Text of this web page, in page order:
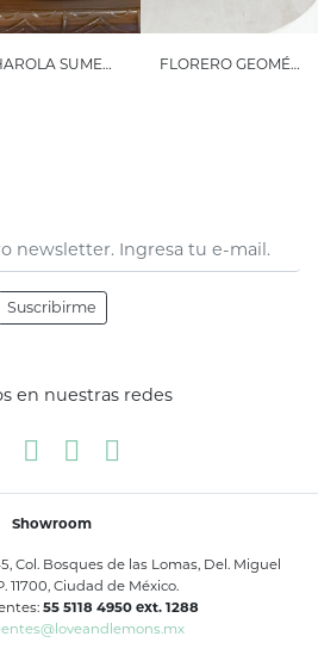
CHAROLA SUMERIA FLORERO GEOMÉTRICO IMPERIA PEQUEÑO
Suscribirme
en nuestras redes
Showroom
Col. Bosques de las Lomas, Del. Miguel
11700, Ciudad de México.
55 5118 4950 ext. 1288